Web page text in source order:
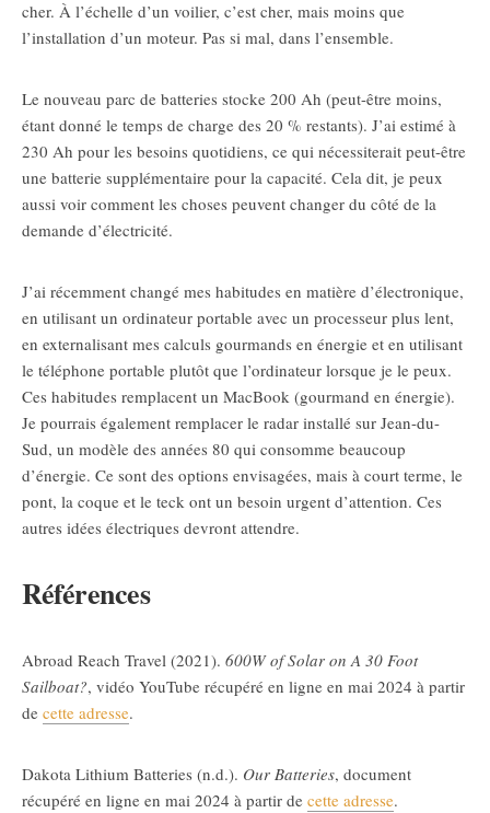
cher. À l’échelle d’un voilier, c’est cher, mais moins que
l’installation d’un moteur. Pas si mal, dans l’ensemble.
Le nouveau parc de batteries stocke 200 Ah (peut-être moins,
étant donné le temps de charge des 20 % restants). J’ai estimé à
230 Ah pour les besoins quotidiens, ce qui nécessiterait peut-être
une batterie supplémentaire pour la capacité. Cela dit, je peux
aussi voir comment les choses peuvent changer du côté de la
demande d’électricité.
J’ai récemment changé mes habitudes en matière d’électronique,
en utilisant un ordinateur portable avec un processeur plus lent,
en externalisant mes calculs gourmands en énergie et en utilisant
le téléphone portable plutôt que l’ordinateur lorsque je le peux.
Ces habitudes remplacent un MacBook (gourmand en énergie).
Je pourrais également remplacer le radar installé sur Jean-du-
Sud, un modèle des années 80 qui consomme beaucoup
d’énergie. Ce sont des options envisagées, mais à court terme, le
pont, la coque et le teck ont un besoin urgent d’attention. Ces
autres idées électriques devront attendre.
Références
Abroad Reach Travel (2021). 600W of Solar on A 30 Foot
Sailboat?, vidéo YouTube récupéré en ligne en mai 2024 à partir
de cette adresse.
Dakota Lithium Batteries (n.d.). Our Batteries, document
récupéré en ligne en mai 2024 à partir de cette adresse.